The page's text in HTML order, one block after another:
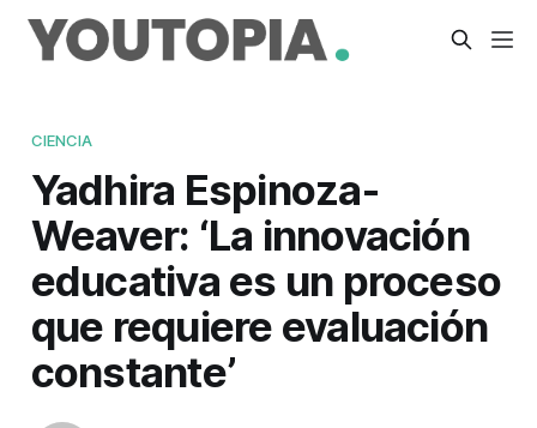
CIENCIA
Yadhira Espinoza-
Weaver: ‘La innovación
educativa es un proceso
que requiere evaluación
constante’